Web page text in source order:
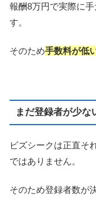
報酬8万円で実際に
す。
そのため手数料が低
まだ登録者が少な
ビズシークは正直そ
ではありません。
そのため登録者数が